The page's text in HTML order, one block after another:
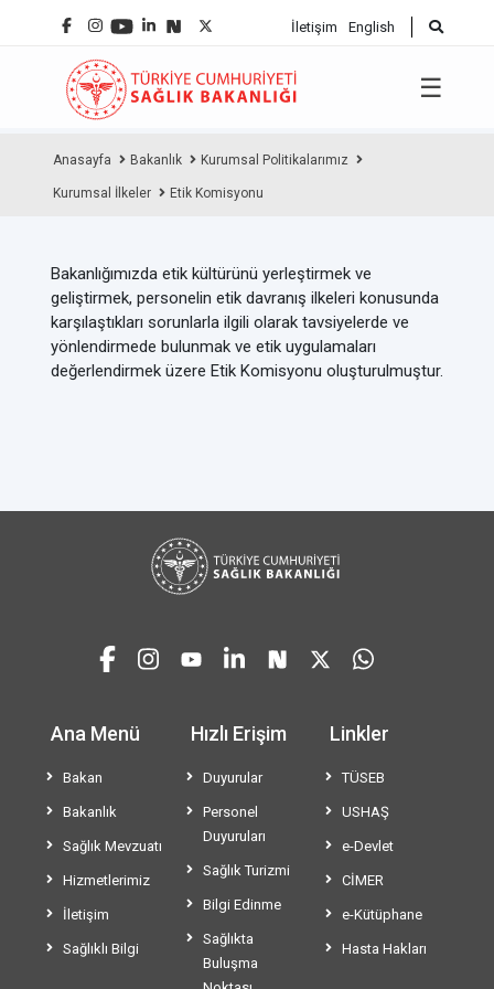
İletişim English
☰
Anasayfa Bakanlık Kurumsal Politikalarımız
Kurumsal İlkeler Etik Komisyonu
Bakanlığımızda etik kültürünü yerleştirmek ve
geliştirmek, personelin etik davranış ilkeleri konusunda
karşılaştıkları sorunlarla ilgili olarak tavsiyelerde ve
yönlendirmede bulunmak ve etik uygulamaları
değerlendirmek üzere Etik Komisyonu oluşturulmuştur.
Ana Menü
Bakan
Bakanlık
Sağlık Mevzuatı
Hizmetlerimiz
İletişim
Sağlıklı Bilgi
Hızlı Erişim
Duyurular
Personel
Duyuruları
Sağlık Turizmi
Bilgi Edinme
Sağlıkta
Buluşma
Linkler
TÜSEB
USHAŞ
e-Devlet
CİMER
e-Kütüphane
Hasta Hakları